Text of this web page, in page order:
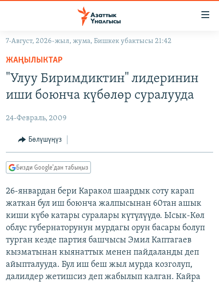
Навигацияга
өтүңүз
Издөөгө
салыңыз
КЫРГЫЗСТАН
КЫРГЫЗСТАН
ЭКОНОМИКА
МАДАНИЯТ
ДҮЙНӨ
БОРБОР АЗИЯ
АТАЙЫН ИЛИКТӨӨ
ТВ ПРОГРАММАЛАР
ЭКСПЕРТТЕР ТАЛДАЙТ
БИЗ ЖАНА ДҮЙНӨ
ДАНИСТЕ
ЭЖЕ-СИҢДИЛЕР
ЫҢГАЙСЫЗ СУРООЛОР
ӨЗГӨЧӨ ПИКИР
Русский
ОНЛАЙН ШЕРИНЕ
7-Август, 2026-жыл, жума, Бишкек убактысы 21:42
ЖАҢЫЛЫКТАР
"Улуу Биримдиктин" лидеринин
иши боюнча күбөлөр суралууда
24-Февраль, 2009
Бөлүшүңүз
Бизди Google'дан табыңыз
26-январдан бери Каракол шаардык соту карап
жаткан бул иш боюнча жалпысынан 60тан ашык
киши күбө катары суралары күтүлүүдө. Ысык-Көл
облус губернаторунун мурдагы орун басары болуп
турган кезде партия башчысы Эмил Каптагаев
кызматынан кыянаттык менен пайдаланды деп
айыпталууда. Бул иш беш жыл мурда козголуп,
далилдер жетишсиз деп жабылып калган. Кайра